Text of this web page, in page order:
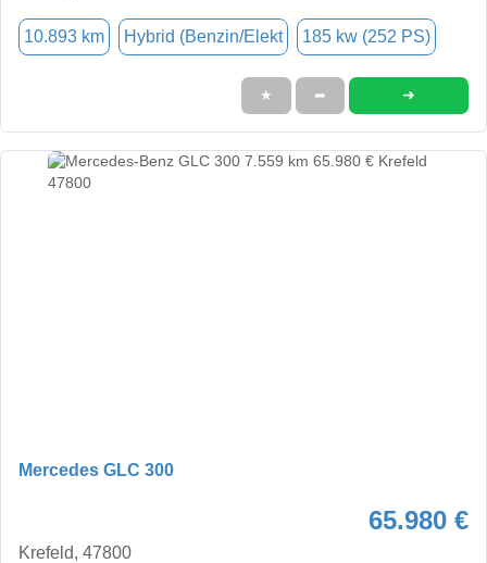
10.893 km Hybrid (Benzin/Elekt 185 kw (252 PS)
★ ➦ ➜
Mercedes GLC 300
65.980 €
Krefeld, 47800